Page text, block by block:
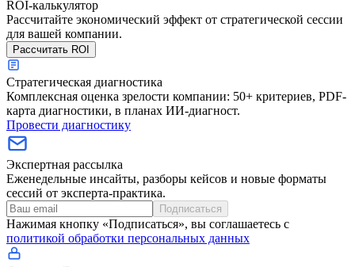
ROI-калькулятор
Рассчитайте экономический эффект от стратегической сессии
для вашей компании.
Рассчитать ROI
Стратегическая диагностика
Комплексная оценка зрелости компании: 50+ критериев, PDF-
карта диагностики, в планах ИИ-диагност.
Провести диагностику
Экспертная рассылка
Еженедельные инсайты, разборы кейсов и новые форматы
сессий от эксперта-практика.
Подписаться
Нажимая кнопку «Подписаться», вы соглашаетесь с
политикой обработки персональных данных